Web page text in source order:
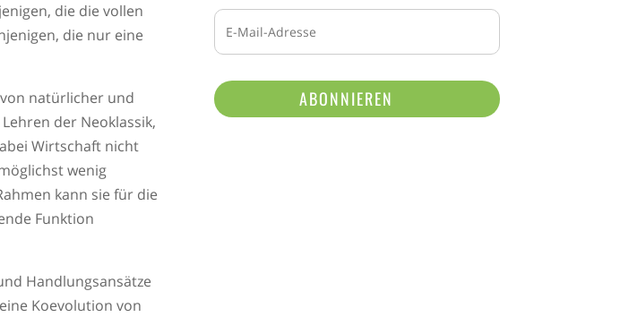
die die vollen
die nur eine
natürlicher und
der Neoklassik,
Wirtschaft nicht
wenig
kann sie für die
Funktion
Handlungsansätze
Koevolution von
ABONNIEREN